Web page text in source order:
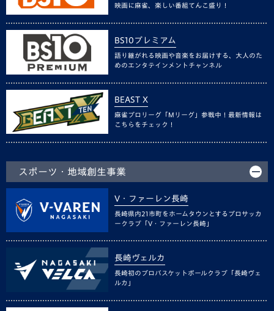
映画に麻雀、楽しい番組てんこ盛り！
BS10プレミアム
語り継がれる映画や音楽をお届けする、大人のた
めのエンタテインメントチャンネル
BEAST X
麻雀プロリーグ「Mリーグ」参戦中！最新情報は
こちらをチェック！
スポーツ・地域創生事業
V・ファーレン長崎
長崎県内21市町をホームタウンとするプロサッカ
ークラブ「V・ファーレン長崎」
長崎ヴェルカ
長崎初のプロバスケットボールクラブ「長崎ヴェ
ルカ」